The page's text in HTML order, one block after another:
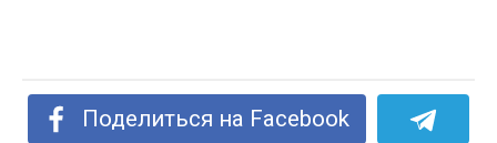
Поделиться на Facebook